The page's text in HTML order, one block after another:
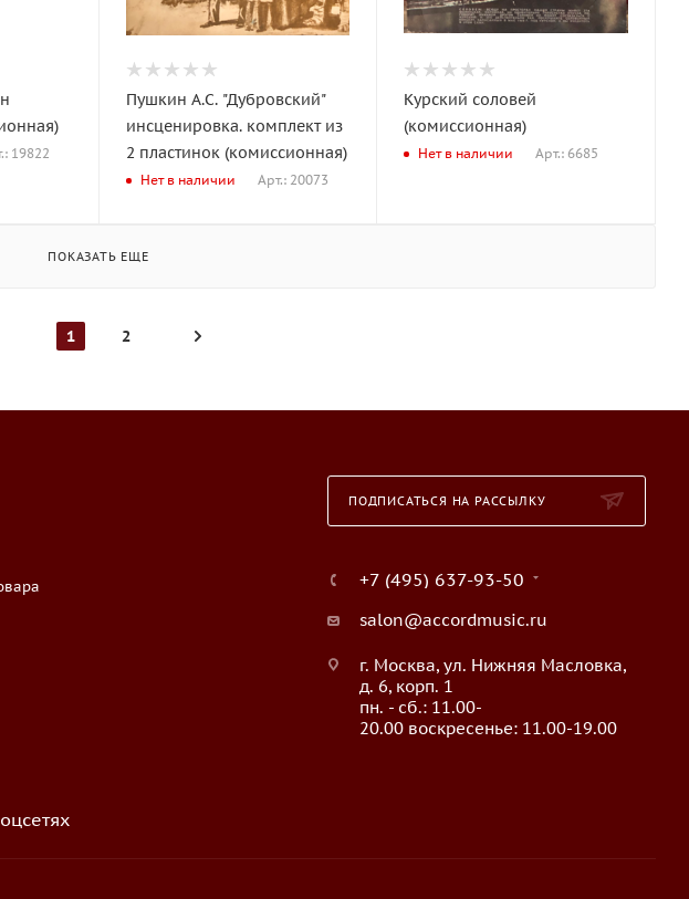
19822
Пушкин А.С. "Дубровский"
инсценировка. комплект из
2 пластинок (комиссионная)
Нет в наличии Арт.: 20073
Курский соловей
(комиссионная)
Нет в наличии Арт.: 6685
ПОКАЗАТЬ ЕЩЕ
1 2
ПОДПИСАТЬСЯ НА РАССЫЛКУ
+7 (495) 637-93-50
salon@accordmusic.ru
г. Москва, ул. Нижняя Масловка,
д. 6, корп. 1
пн. - сб.: 11.00-
20.00 воскресенье: 11.00-19.00